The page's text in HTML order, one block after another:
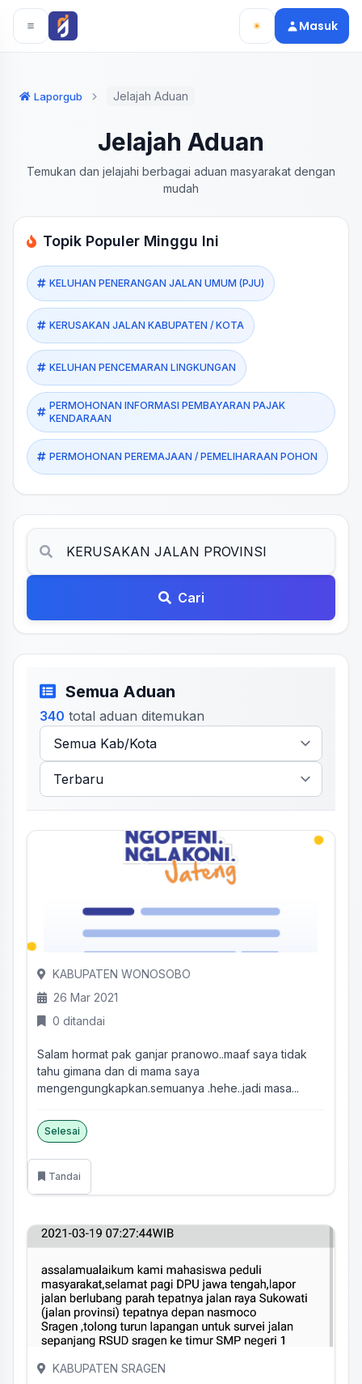
Langsung ke konten utama
Langsung ke navigasi
Masuk
Laporgub Jelajah Aduan
Jelajah Aduan
Temukan dan jelajahi berbagai aduan masyarakat dengan
mudah
Topik Populer Minggu Ini
KELUHAN PENERANGAN JALAN UMUM (PJU)
KERUSAKAN JALAN KABUPATEN / KOTA
KELUHAN PENCEMARAN LINGKUNGAN
PERMOHONAN INFORMASI PEMBAYARAN PAJAK
KENDARAAN
PERMOHONAN PEREMAJAAN / PEMELIHARAAN POHON
Cari
Semua Aduan
340 total aduan ditemukan
KABUPATEN WONOSOBO
26 Mar 2021
0 ditandai
Salam hormat pak ganjar pranowo..maaf saya tidak
tahu gimana dan di mama saya
mengengungkapkan.semuanya .hehe..jadi masa...
Selesai
Tandai
KABUPATEN SRAGEN